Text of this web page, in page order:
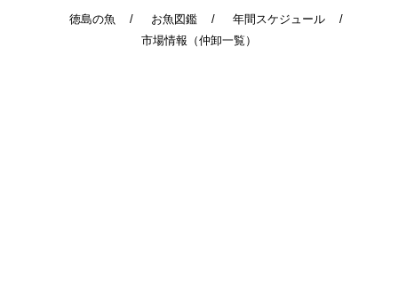
徳島の魚 お魚図鑑
年間スケジュール
市場情報（仲卸一覧）